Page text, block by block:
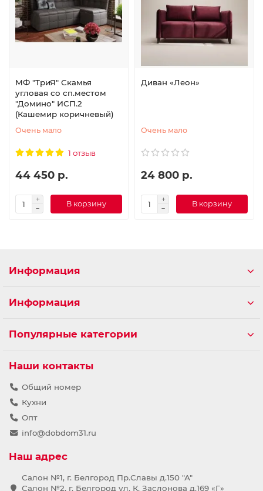
МФ "ТриЯ" Скамья
угловая со сп.местом
"Домино" ИСП.2
(Кашемир коричневый)
Очень мало
1 отзыв
44 450 р.
В корзину
Диван «Леон»
Очень мало
24 800 р.
В корзину
Информация
Информация
Популярные категории
Наши контакты
Общий номер
Кухни
Опт
info@dobdom31.ru
Наш адрес
Салон №1, г. Белгород Пр.Славы д.150 "А"
Салон №2, г. Белгород ул. К. Заслонова д.169 «Г»